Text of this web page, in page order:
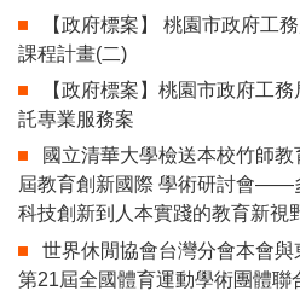
【政府標案】 桃園市政府工
課程計畫(二)
【政府標案】桃園市政府工
託專業服務案
國立清華大學檢送本校竹師
屆教育創新國際 學術研討會——
科技創新到人本實踐的教育新視
世界休閒協會台灣分會本會
第21屆全國體育運動學術團體聯